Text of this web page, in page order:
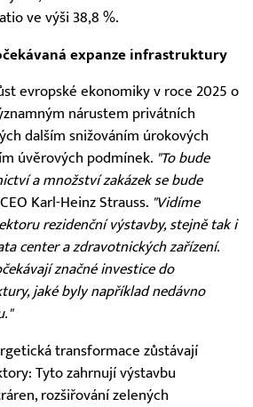
ve výši 38,8 %.
expanze infrastruktury
evropské ekonomiky v roce 2025 o
nárustem privátních
dalším snižováním úrokových
úvěrových podmínek. "To bude
a množství zakázek se bude
Karl-Heinz Strauss. "Vidíme
rezidenční výstavby, stejně tak i
center a zdravotnických zařízení.
značné investice do
jaké byly například nedávno
transformace zůstávají
Tyto zahrnují výstavbu
rozšiřování zelených